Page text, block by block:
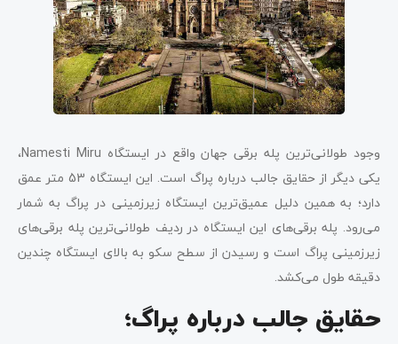
وجود طولانی‌ترین پله برقی جهان واقع در ایستگاه Namesti Miru،
یکی دیگر از حقایق جالب درباره پراگ است. این ایستگاه 53 متر عمق
دارد؛ به همین دلیل عمیق‌ترین ایستگاه زیرزمینی در پراگ به شمار
می‌رود. پله برقی‌های این ایستگاه در ردیف طولانی‌ترین پله برقی‌های
زیرزمینی پراگ است و رسیدن از سطح سکو به بالای ایستگاه چندین
دقیقه طول می‌کشد.
حقایق جالب درباره پراگ؛